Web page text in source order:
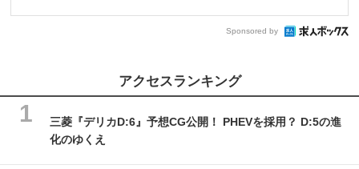
Sponsored by
アクセスランキング
三菱『デリカD:6』予想CG公開！ PHEVを採用？ D:5の進
化のゆくえ